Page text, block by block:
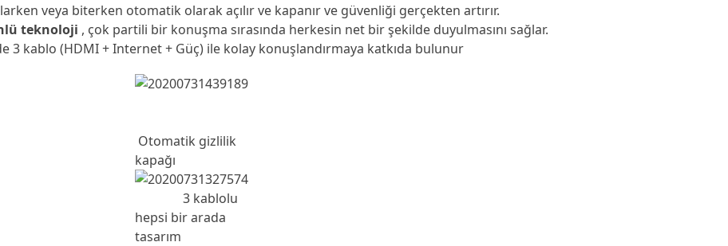
veya biterken otomatik olarak açılır ve kapanır ve güvenliği gerçekten artırır.
teknoloji , çok partili bir konuşma sırasında herkesin net bir şekilde duyulmasını sağlar.
3 kablo (HDMI + Internet + Güç) ile kolay konuşlandırmaya katkıda bulunur
Otomatik gizlilik
kapağı
3 kablolu
hepsi bir arada
tasarım